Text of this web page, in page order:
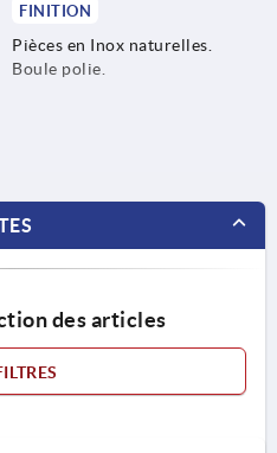
FINITION
Pièces en Inox naturelles.
Boule polie.
des articles